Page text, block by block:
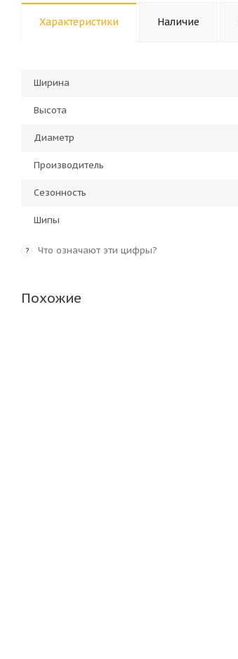
Характеристики Наличие
Ширина
Высота
Диаметр
Производитель
Сезонность
Шипы
? Что означают эти цифры?
Похожие